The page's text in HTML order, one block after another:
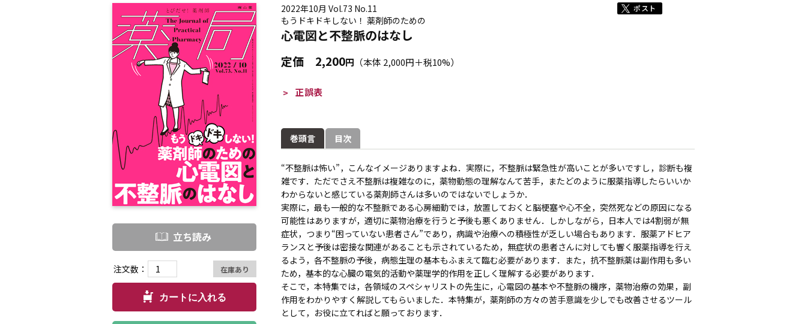
立ち読み
注文数： 在庫あり
カートに入れる
2022年10月 Vol.73 No.11
もうドキドキしない！ 薬剤師のための
心電図と不整脈のはなし
定価 2,200円 （本体 2,000円＋税10%）
正誤表
巻頭言 目次
“不整脈は怖い”，こんなイメージありますよね．実際に，不整脈は緊急性が高いことが多いですし，診断も複
雑です．ただでさえ不整脈は複雑なのに，薬物動態の理解なんて苦手，またどのように服薬指導したらいいか
わからないと感じている薬剤師さんは多いのではないでしょうか．
実際に，最も一般的な不整脈である心房細動では，放置しておくと脳梗塞や心不全，突然死などの原因になる
可能性はありますが，適切に薬物治療を行うと予後も悪くありません．しかしながら，日本人では4割弱が無
症状，つまり“困っていない患者さん”であり，病識や治療への積極性が乏しい場合もあります．服薬アドヒア
ランスと予後は密接な関連があることも示されているため，無症状の患者さんに対しても響く服薬指導を行え
るよう，各不整脈の予後，病態生理の基本もふまえて臨む必要があります．また，抗不整脈薬は副作用も多い
ため，基本的な心臓の電気的活動や薬理学的作用を正しく理解する必要があります．
そこで，本特集では，各領域のスペシャリストの先生に，心電図の基本や不整脈の機序，薬物治療の効果，副
作用をわかりやすく解説してもらいました．本特集が，薬剤師の方々の苦手意識を少しでも改善させるツール
として，お役に立てればと願っております．